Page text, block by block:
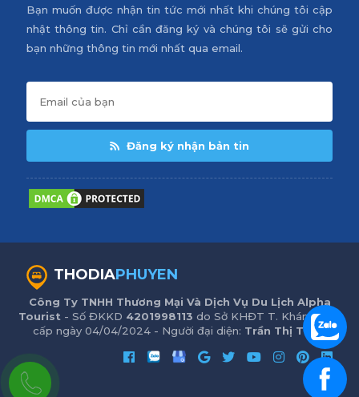
Bạn muốn được nhận tin tức mới nhất khi chúng tôi cập
nhật thông tin. Chỉ cần đăng ký và chúng tôi sẽ gửi cho
bạn những thông tin mới nhất qua email.
Đăng ký nhận bản tin
THODIAPHUYEN
Công Ty TNHH Thương Mại Và Dịch Vụ Du Lịch Alpha
Tourist - Số ĐKKD 4201998113 do Sở KHĐT T. Khánh Hòa
cấp ngày 04/04/2024 - Người đại diện: Trần Thị Trinh